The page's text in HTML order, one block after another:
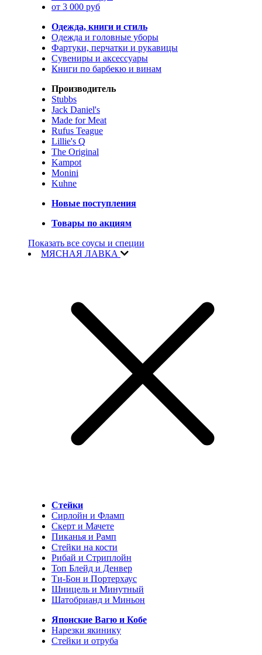
от 3 000 руб
Одежда, книги и стиль
Одежда и головные уборы
Фартуки, перчатки и рукавицы
Сувениры и аксессуары
Книги по барбекю и винам
Производитель
Stubbs
Jack Daniel's
Made for Meat
Rufus Teague
Lillie's Q
The Original
Kampot
Monini
Kuhne
Новые поступления
Товары по акциям
Показать все соусы и специи
МЯСНАЯ ЛАВКА
Стейки
Сирлойн и Фламп
Скерт и Мачете
Пиканья и Рамп
Стейки на кости
Рибай и Стриплойн
Топ Блейд и Денвер
Ти-Бон и Портерхаус
Шницель и Минутный
Шатобрианд и Миньон
Японские Вагю и Кобе
Нарезки якинику
Стейки и отруба